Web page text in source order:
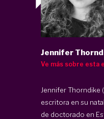
Jennifer
Ve más sobre esta
Jennifer Thorndike
escritora en su
de doctorado en